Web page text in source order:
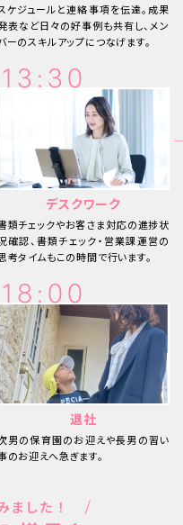
ケジュールと連絡事項を伝達。成果
表など日々の好事例も共有し、メン
ーのスキルアップにつなげます。
13:30
デスクワーク
類チェックやお客さま対応の進捗状
確認、書類チェック・営業課運営の
考タイムもこの時間で行います。
18:00
退社
男の保育園のお迎えや長男の習い
のお迎えへ急ぎます。
ました！